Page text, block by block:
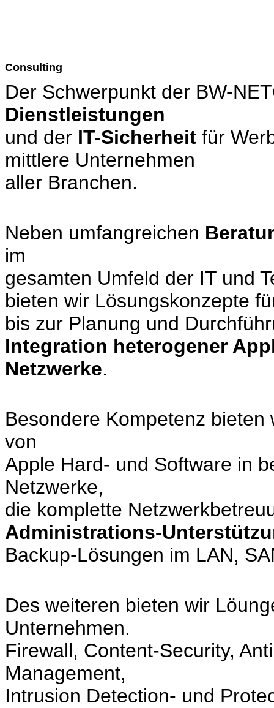
Consulting
Der Schwerpunkt der BW-
Dienstleistungen
und der IT-Sicherheit für
mittlere Unternehmen
aller Branchen.
Neben umfangreichen
im
gesamten Umfeld der IT und
bieten wir Lösungskonzepte
bis zur Planung und
Integration heterogener
Netzwerke.
Besondere Kompetenz
von
Apple Hard- und Software in
Netzwerke,
die komplette
Administrations-
Backup-Lösungen im LAN,
Des weiteren bieten wir
Unternehmen.
Firewall, Content-Security,
Management,
Intrusion Detection- und